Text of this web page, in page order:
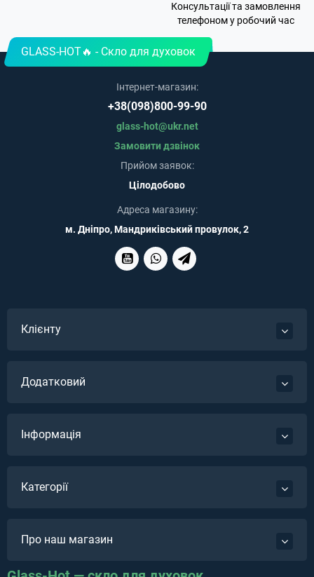
Консультації та замовлення
телефоном у робочий час
GLASS-HOT🔥 - Скло для духовок
Інтернет-магазин:
+38(098)800-99-90
glass-hot@ukr.net
Замовити дзвінок
Прийом заявок:
Цілодобово
Адреса магазину:
м. Дніпро, Мандриківський провулок, 2
Клієнту
Додатковий
Інформація
Категорії
Про наш магазин